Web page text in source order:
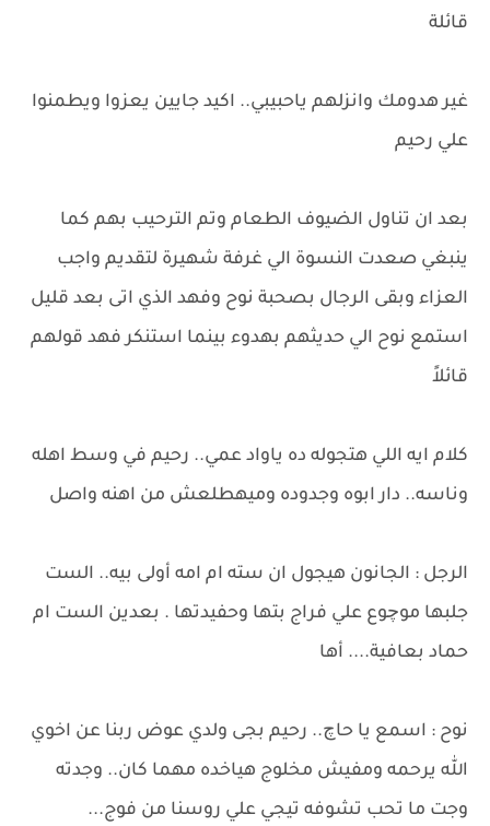
قائلة
غير هدومك وانزلهم ياحبيبي.. اكيد جايين يعزوا ويطمنوا
علي رحيم
بعد ان تناول الضيوف الطعام وتم الترحيب بهم كما
ينبغي صعدت النسوة الي غرفة شهيرة لتقديم واجب
العزاء وبقى الرجال بصحبة نوح وفهد الذي اتى بعد قليل
استمع نوح الي حديثهم بهدوء بينما استنكر فهد قولهم
قائلاً
كلام ايه اللي هتجوله ده ياواد عمي.. رحيم في وسط اهله
وناسه.. دار ابوه وجدوده وميهطلعش من اهنه واصل
الرجل : الجانون هيجول ان سته ام امه أولى بيه.. الست
جلبها موچوع علي فراج بتها وحفيدتها . بعدين الست ام
حماد بعافية.... أها
نوح : اسمع يا حاچ.. رحيم بجى ولدي عوض ربنا عن اخوي
الله يرحمه ومفيش مخلوج هياخده مهما كان.. وجدته
وجت ما تحب تشوفه تيجي علي روسنا من فوج...